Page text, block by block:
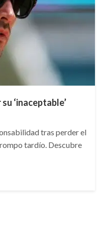
‘inaceptable’
tras perder el
tardío. Descubre